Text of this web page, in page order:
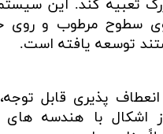
تعبیه کند. این سیستم
روی سطوح مرطوب و روی
توسعه یافته است.
پذیری قابل
اشکال با هندسه های